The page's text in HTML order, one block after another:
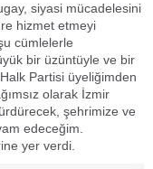
siyasi mücadelesini
hizmet etmeyi
cümlelerle
bir üzüntüyle ve bir
Partisi üyeliğimden
olarak İzmir
şehrimize ve
edeceğim.
yer verdi.